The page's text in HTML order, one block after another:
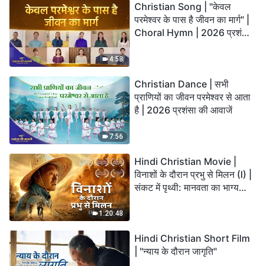
4:58
Christian Song | "केवल
परमेश्वर के पास है जीवन का मार्ग" |
Choral Hymn | 2026 प्रशंसा
7:56
Christian Dance | सभी
प्राणियों का जीवन परमेश्वर से आता
है | 2026 प्रशंसा की आवाजें
1:20:48
Hindi Christian Movie |
विनाशों के दौरान प्रभु से मिलन (I) |
संकट में पृथ्वी: मानवता का भाग्य
Hindi Christian Short Film
| "न्याय के दौरान जागृति"